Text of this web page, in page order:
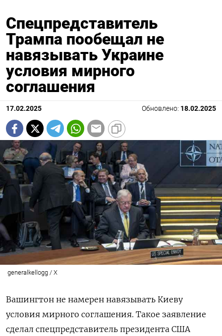
Спецпредставитель
Трампа пообещал не
навязывать Украине
условия мирного
соглашения
17.02.2025 Обновлено: 18.02.2025
generalkellogg / X
Вашингтон не намерен навязывать Киеву
условия мирного соглашения. Такое заявление
сделал спецпредставитель президента США